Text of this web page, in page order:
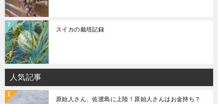
スイカの栽培記録
人気記事
原始人さん、佐渡島に上陸！原始人さんはお金持ち？